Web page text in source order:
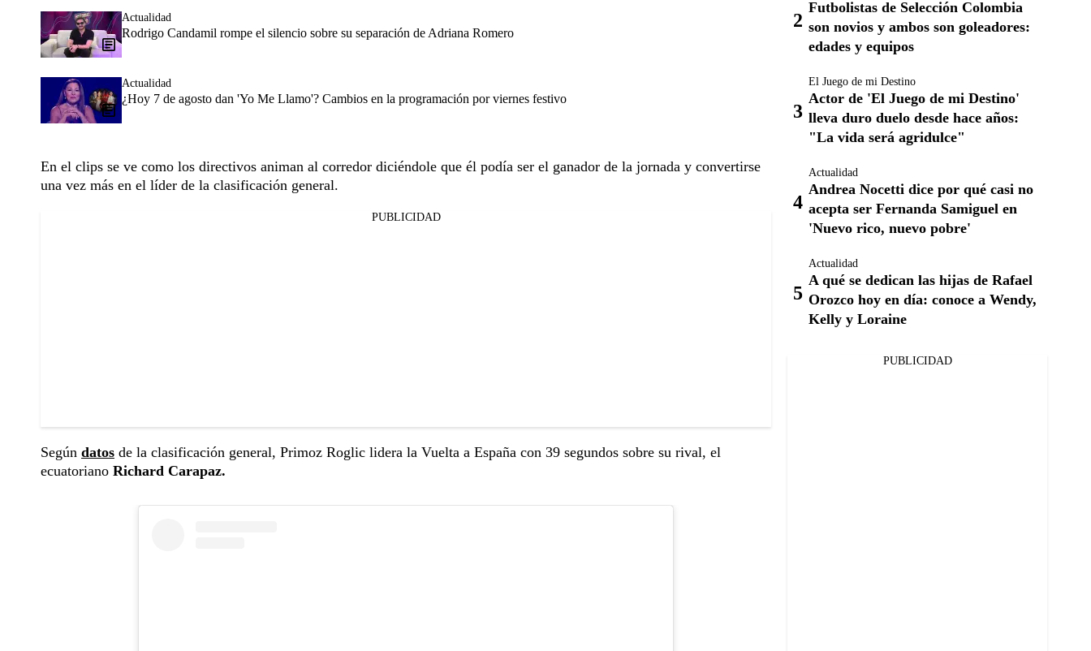
Actualidad
Rodrigo Candamil rompe el silencio sobre su separación de Adriana Romero
Actualidad
¿Hoy 7 de agosto dan 'Yo Me Llamo'? Cambios en la programación por viernes festivo
En el clips se ve como los directivos animan al corredor diciéndole que él podía ser el ganador de la jornada y convertirse
una vez más en el líder de la clasificación general.
PUBLICIDAD
Según datos de la clasificación general, Primoz Roglic lidera la Vuelta a España con 39 segundos sobre su rival, el
ecuatoriano Richard Carapaz.
Futbolistas de Selección Colombia
son novios y ambos son goleadores:
edades y equipos
El Juego de mi Destino
Actor de 'El Juego de mi Destino'
lleva duro duelo desde hace años:
"La vida será agridulce"
Actualidad
Andrea Nocetti dice por qué casi no
acepta ser Fernanda Samiguel en
'Nuevo rico, nuevo pobre'
Actualidad
A qué se dedican las hijas de Rafael
Orozco hoy en día: conoce a Wendy,
Kelly y Loraine
PUBLICIDAD